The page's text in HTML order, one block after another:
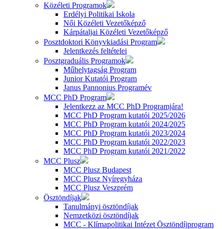
Közéleti Programok
Erdélyi Politikai Iskola
Női Közéleti Vezetőképző
Kárpátaljai Közéleti Vezetőképző
Posztdoktori Könyvkiadási Program
Jelentkezés feltételei
Posztgraduális Programok
Műhelytagság Program
Junior Kutatói Program
Janus Pannonius Programév
MCC PhD Program
Jelentkezz az MCC PhD Programjára!
MCC PhD Program kutatói 2025/2026
MCC PhD Program kutatói 2024/2025
MCC PhD Program kutatói 2023/2024
MCC PhD Program kutatói 2022/2023
MCC PhD Program kutatói 2021/2022
MCC Plusz
MCC Plusz Budapest
MCC Plusz Nyíregyháza
MCC Plusz Veszprém
Ösztöndíjak
Tanulmányi ösztöndíjak
Nemzetközi ösztöndíjak
MCC - Klímapolitikai Intézet Ösztöndíjprogram